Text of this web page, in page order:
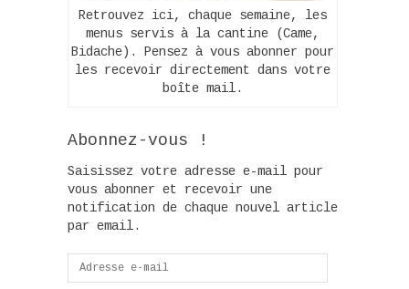
Retrouvez ici, chaque semaine, les
menus servis à la cantine (Came,
Bidache). Pensez à vous abonner pour
les recevoir directement dans votre
boîte mail.
Abonnez-vous !
Saisissez votre adresse e-mail pour
vous abonner et recevoir une
notification de chaque nouvel article
par email.
Adresse
e-